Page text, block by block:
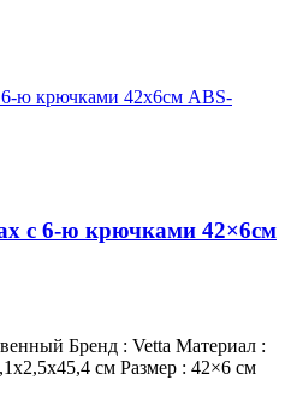
с 6-ю крючками 42×6см
Бренд : Vetta Материал :
см Размер : 42×6 см